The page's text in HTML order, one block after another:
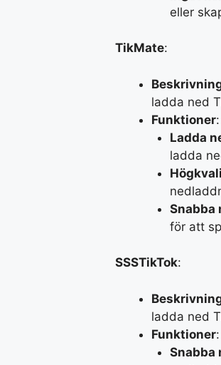
eller
TikMate:
ladda ned
Funktioner:
Ladda
ladda
Snabba
för att
SSSTikTok:
ladda ned
Funktioner:
Snabba